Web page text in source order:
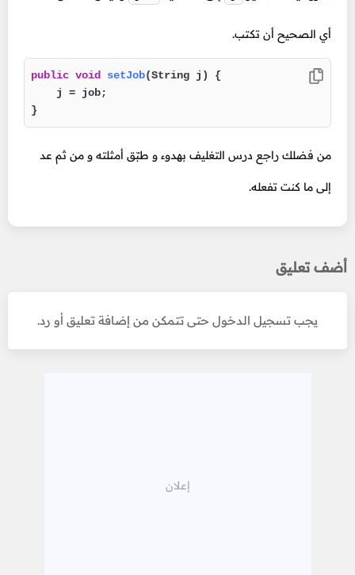
أي الصحيح أن تكتب.
public void setJob(String j)
{
    j = job;
}
من فضلك راجع درس التغليف بهدوء و طبّق أمثلته و من ثم عد
إلى ما كنت تفعله.
أضف تعليق
يجب تسجيل الدخول حتى تتمكن من إضافة تعليق أو رد.